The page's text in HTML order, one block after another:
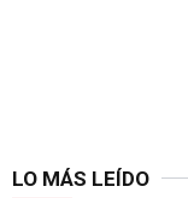
LO MÁS LEÍDO